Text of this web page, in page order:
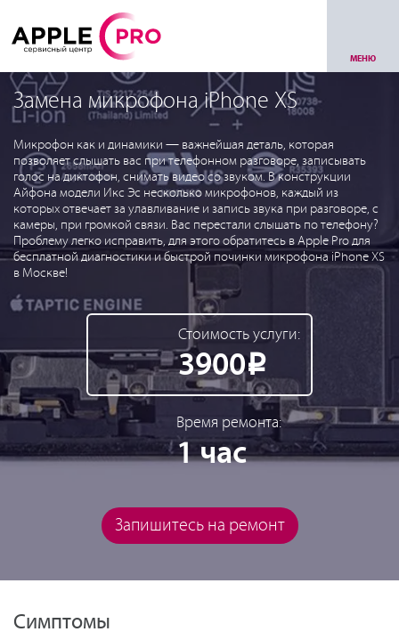
МЕНЮ
Замена микрофона iPhone XS
Микрофон как и динамики — важнейшая деталь, которая
позволяет слышать вас при телефонном разговоре, записывать
голос на диктофон, снимать видео со звуком. В конструкции
Айфона модели Икс Эс несколько микрофонов, каждый из
которых отвечает за улавливание и запись звука при разговоре, с
камеры, при громкой связи. Вас перестали слышать по телефону?
Проблему легко исправить, для этого обратитесь в Apple Pro для
бесплатной диагностики и быстрой починки микрофона iPhone XS
в Москве!
Стоимость услуги:
3900Р
Время ремонта:
1 час
Запишитесь на ремонт
Симптомы